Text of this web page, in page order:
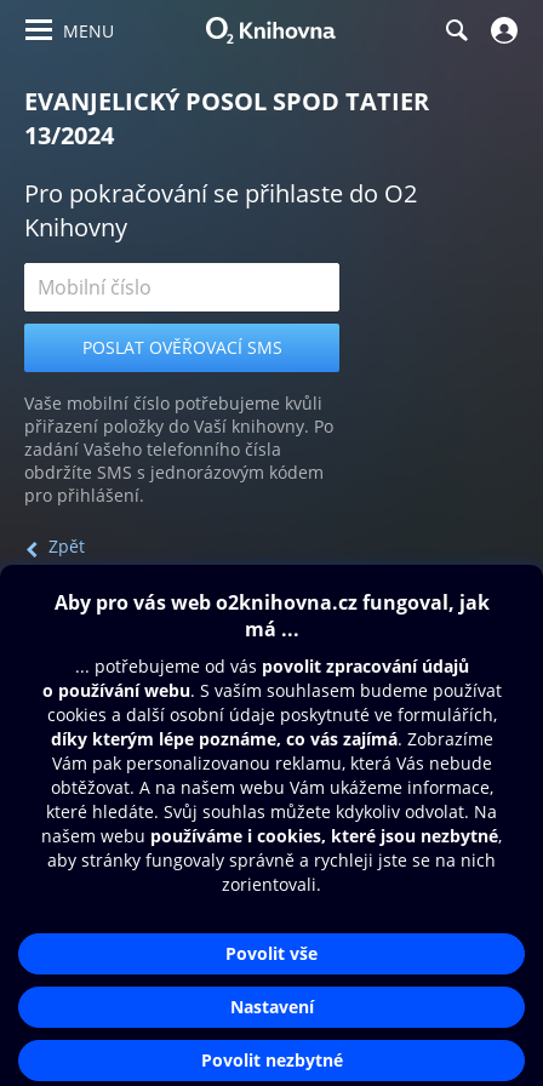
MENU
EVANJELICKÝ POSOL SPOD TATIER
13/2024
Pro pokračování se přihlaste do O2
Knihovny
Vaše mobilní číslo potřebujeme kvůli
přiřazení položky do Vaší knihovny. Po
zadání Vašeho telefonního čísla
obdržíte SMS s jednorázovým kódem
pro přihlášení.
Zpět
Obsah ke stažení
Moje O2 Knihovna
Další zábava
© O2 Czech Republic a.s.
Přístupnost
Zásady zpracování osobních údajů
Nastavení cookies
Aplikace O2 Knihovna
Čti a poslouchej své e-knihy a
audioknihy rychleji a pohodlněji.